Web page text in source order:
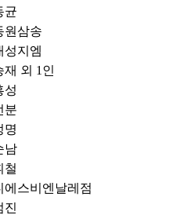
균
원삼송
성지엠
재 외 1인
성
분
명
남
철
에스비엔날레점
진